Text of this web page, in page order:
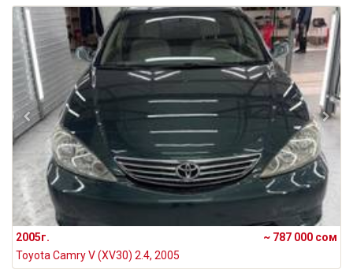
2005г.
~ 787 000 сом
Toyota Camry V (XV30) 2.4, 2005